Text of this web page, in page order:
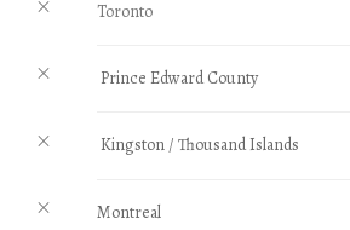
Toronto
Prince Edward County
Kingston / Thousand Islands
Montreal